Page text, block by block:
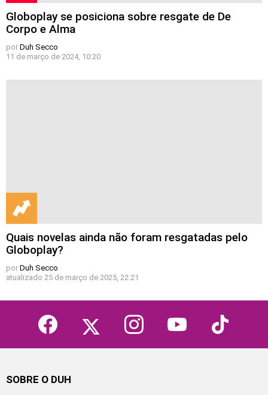
Globoplay se posiciona sobre resgate de De
Corpo e Alma
por Duh Secco
11 de março de 2024, 10:20
Quais novelas ainda não foram resgatadas pelo
Globoplay?
por Duh Secco
atualizado 25 de março de 2025, 22:21
facebook instagram tiktok
SOBRE O DUH